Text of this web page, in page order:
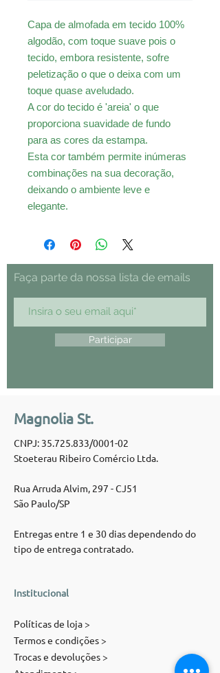
Capa de almofada em tecido 100%
algodão, com toque suave pois o
tecido, embora resistente, sofre
peletização o que o deixa com um
toque quase aveludado.
A cor do tecido é 'areia' o que
proporciona suavidade de fundo
para as cores da estampa.
Esta cor também permite inúmeras
combinações na sua decoração,
deixando o ambiente leve e
elegante.
Faça parte da nossa lista de emails
Participar
Magnolia St.
CNPJ: 35.725.833/0001-02
Stoeterau Ribeiro Comércio Ltda.
Rua Arruda Alvim, 297 - CJ51
São Paulo/SP
Entregas entre 1 e 30 dias dependendo do
tipo de entrega contratado.
Institucional
Políticas de loja >
Termos e condições >
Trocas e devoluções >